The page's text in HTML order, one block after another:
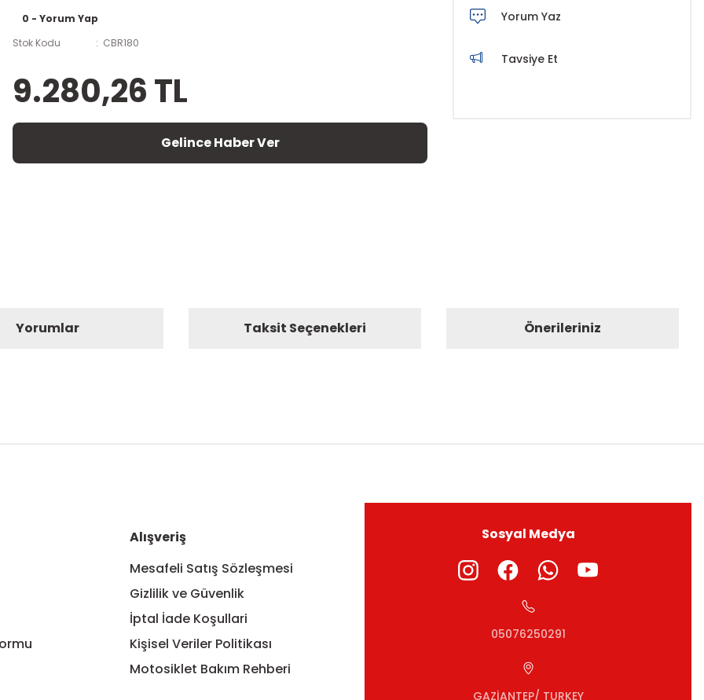
0 - Yorum Yap
Stok Kodu
CBR180
9.280,26 TL
Gelince Haber Ver
Yorum Yaz
Tavsiye Et
Yorumlar Taksit Seçenekleri Önerileriniz
Alışveriş
Mesafeli Satış Sözleşmesi
Gizlilik ve Güvenlik
İptal İade Koşullari
Kişisel Veriler Politikası
Motosiklet Bakım Rehberi
Sosyal Medya
05076250291
GAZİANTEP/ TURKEY